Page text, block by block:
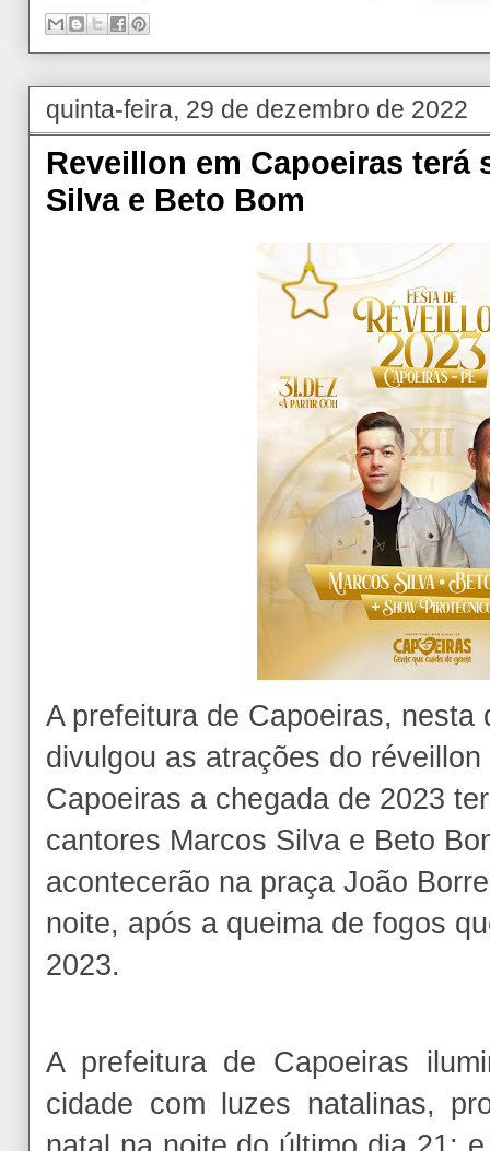
quinta-feira, 29 de dezembro de 2022
Reveillon em Capoeiras terá
Silva e Beto Bom
A prefeitura de Capoeiras, nesta
divulgou as atrações do
Capoeiras a chegada de 2023
cantores Marcos Silva e Beto
acontecerão na praça João
noite, após a queima de fogos
2023.
A prefeitura de Capoeiras
cidade com luzes natalinas,